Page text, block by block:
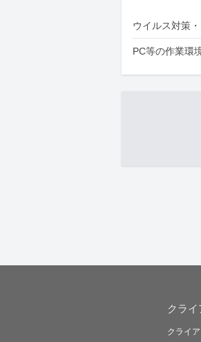
ウイルス対策
PC等の作業環
クラ
クライ